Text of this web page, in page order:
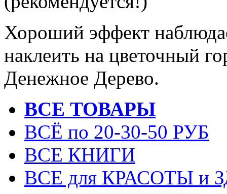
Хороший эффект
наклеить на цветочный
Денежное Дерево.
ВСЕ ТОВАРЫ
ВСЁ по 20-30-50 РУБ
ВСЕ КНИГИ
ВСЕ для КРАСОТЫ и